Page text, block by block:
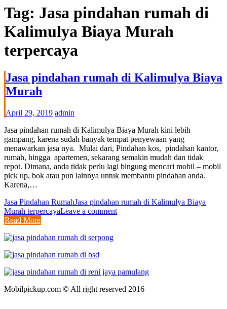
Tag: Jasa pindahan rumah di
Kalimulya Biaya Murah
terpercaya
Jasa pindahan rumah di Kalimulya Biaya
Murah
April 29, 2019 admin
Jasa pindahan rumah di Kalimulya Biaya Murah kini lebih
gampang, karena sudah banyak tempat penyewaan yang
menawarkan jasa nya. Mulai dari, Pindahan kos, pindahan kantor,
rumah, hingga apartemen, sekarang semakin mudah dan tidak
repot. Dimana, anda tidak perlu lagi bingung mencari mobil – mobil
pick up, bok atau pun lainnya untuk membantu pindahan anda.
Karena,…
Jasa Pindahan RumahJasa pindahan rumah di Kalimulya Biaya
Murah terpercayaLeave a comment
Read More
Mobilpickup.com © All right reserved 2016